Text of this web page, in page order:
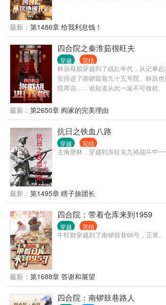
最新： 第1486章 给我利息钱！
四合院之秦淮茹很旺夫
穿越 完结
林辰母胎穿越到了战乱年代，从记事
安排进了南锣鼓巷九十五号院。林辰
统再说……谁知道从此一发不可收拾
最新： 第2650章 阎家的完美理由
抗日之铁血八路
穿越 完结
主角唐林，穿越到东征兑九裕战斗中
最新： 第1495章 瞎子旅团长
四合院：带着仓库来到1959
穿越 完结
牛旺财穿越到了南锣鼓巷95号，正常
最新： 第1688章 答谢和展望
四合院：南锣鼓巷路人